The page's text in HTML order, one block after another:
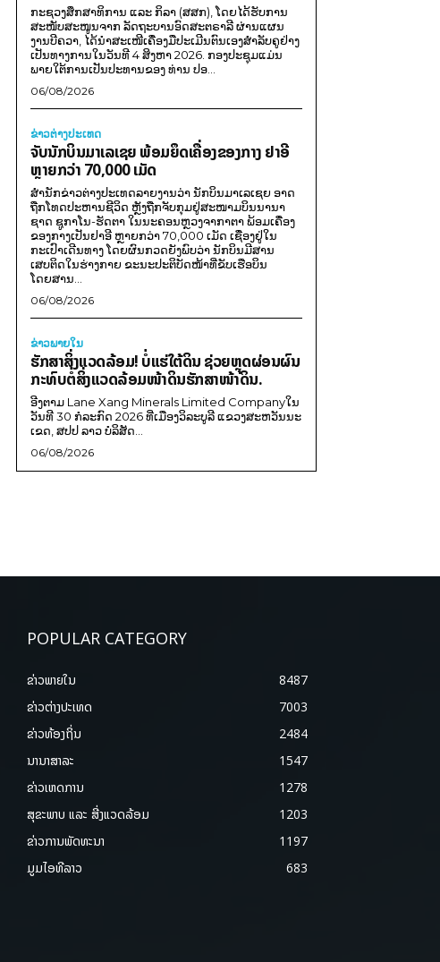
ກະຊວງສຶກສາທິການ ແລະ ກິລາ (ສສກ), ໂດຍໄດ້ຮັບການ
ສະໜັບສະໜູນຈາກ ລັດຖະບານອົດສະຕຣາລີ ຜ່ານແຜນ
ງານບີຄວາ, ໄດ້ນຳສະເໜີເຄື່ອງມືປະເມີນຕົນເອງສຳລັບຄູຢ່າງ
ເປັນທາງການໃນວັນທີ 4 ສິງຫາ 2026. ກອງປະຊຸມແມ່ນ
ພາຍໃຕ້ການເປັນປະທານຂອງ ທ່ານ ປອ...
06/08/2026
ຂ່າວຕ່າງປະເທດ
ຈັບນັກບິນມາເລເຊຍ ພ້ອມຍຶດເຄື່ອງຂອງກາງ ຢາອີ
ຫຼາຍກວ່າ 70,000 ເມັດ
ສຳນັກຂ່າວຕ່າງປະເທດລາຍງານວ່າ ນັກບິນມາເລເຊຍ ອາດ
ຖືກໂທດປະຫານຊີວິດ ຫຼັງຖືກຈັບກຸມຢູ່ສະໜາມບິນນານາ
ຊາດ ຊູກາໂນ-ຮັດຕາ ໃນນະຄອນຫຼວງຈາກາຕາ ພ້ອມເຄື່ອງ
ຂອງກາງເປັນຢາອີ ຫຼາຍກວ່າ 70,000 ເມັດ ເຊື່ອງຢູ່ໃນ
ກະເປົາເດີນທາງ ໂດຍຜົນກວດຍັງພົບວ່າ ນັກບິນມີສານ
ເສບຕິດໃນຮ່າງກາຍ ຂະນະປະຕິບັດໜ້າທີ່ຂັບເຮືອບິນ
ໂດຍສານ...
06/08/2026
ຂ່າວພາຍ​ໃນ
ຮັກສາສິ່ງແວດລ້ອມ! ບໍ່ແຮ່ໃຕ້ດິນ ຊ່ວຍຫຼຸດຜ່ອນຜົນ
ກະທົບຕໍ່ສິ່ງແວດລ້ອມໜ້າດິນຮັກສາໜ້າດິນ.
ອີງຕາມ Lane Xang Minerals Limited Companyໃນ
ວັນທີ 30 ກໍລະກົດ 2026 ທີ່ເມືອງວິລະບູລີ ແຂວງສະຫວັນນະ
ເຂດ, ສປປ ລາວ ບໍລິສັດ...
06/08/2026
POPULAR CATEGORY
ຂ່າວພາຍ​ໃນ
8487
ຂ່າວຕ່າງປະເທດ
7003
ຂ່າວທ້ອງຖິ່ນ
2484
ນານາສາລະ
1547
ຂ່າວເຫດການ
1278
ສຸຂະພາບ ແລະ ສີ່ງແວດລ້ອມ
1203
ຂ່າວການພັດທະນາ
1197
ມູມໄອທີລາວ
683